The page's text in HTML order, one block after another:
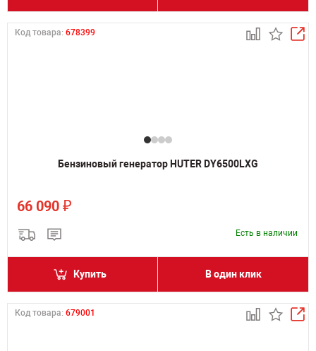
Код товара: 678399
Бензиновый генератор HUTER DY6500LXG
66 090 ₽
Есть в наличии
Купить В один клик
Код товара: 679001